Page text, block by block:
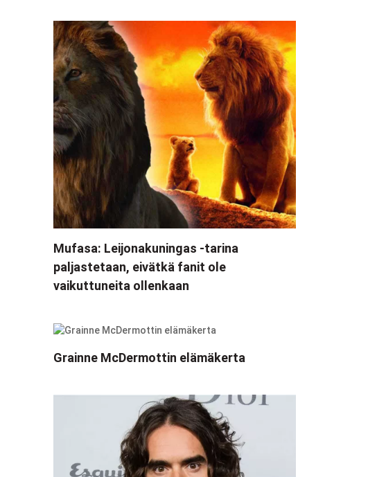
Mufasa: Leijonakuningas -tarina
paljastetaan, eivätkä fanit ole
vaikuttuneita ollenkaan
Grainne McDermottin elämäkerta